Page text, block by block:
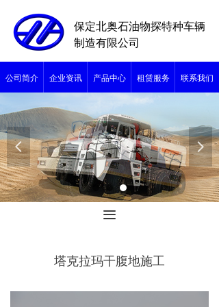
保定北奥石油物探特种车辆
制造有限公司
넳 넲
公司简介 企业资讯 产品中心 租赁服务 联系我们
끀
塔克拉玛干腹地施工